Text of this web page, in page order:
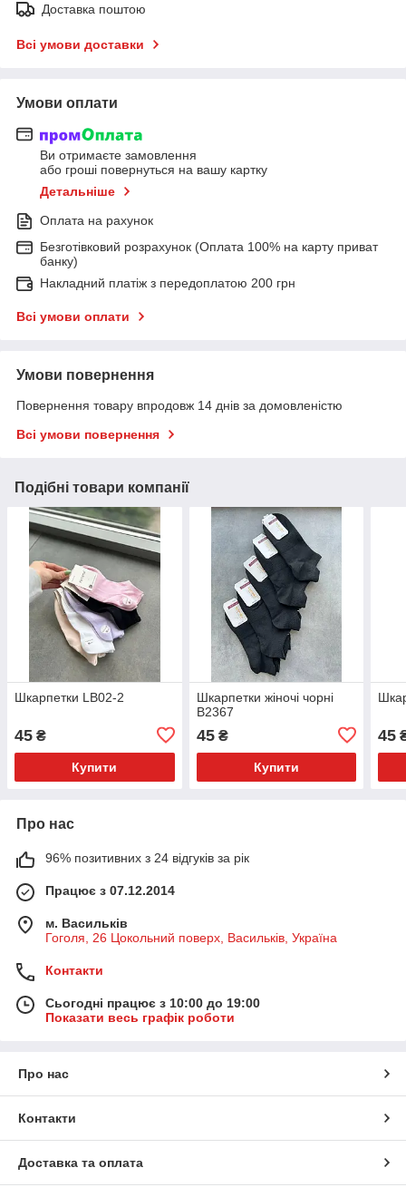
Доставка поштою
Всі умови доставки
Умови оплати
Ви отримаєте замовлення
або гроші повернуться на вашу картку
Детальніше
Оплата на рахунок
Безготівковий розрахунок (Оплата 100% на карту приват
банку)
Накладний платіж з передоплатою 200 грн
Всі умови оплати
Умови повернення
Повернення товару впродовж 14 днів за домовленістю
Всі умови повернення
Подібні товари компанії
Шкарпетки LB02-2
45 ₴
Купити
Шкарпетки жіночі чорні
В2367
45₴
Купити
45
Про нас
96% позитивних з 24 відгуків за рік
Працює з 07.12.2014
м. Васильків
Гоголя, 26 Цокольний поверх, Васильків, Україна
Контакти
Сьогодні працює з 10:00 до 19:00
Показати весь графік роботи
Про нас
Контакти
Доставка та оплата